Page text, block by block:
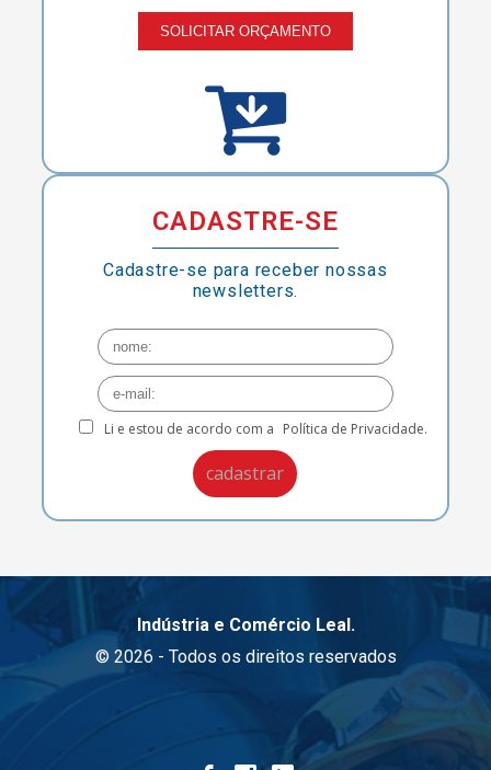
SOLICITAR ORÇAMENTO
CADASTRE-SE
Cadastre-se para receber nossas
newsletters.
Li e estou de acordo com a Política de Privacidade.
Indústria e Comércio Leal.
© 2026 - Todos os direitos reservados